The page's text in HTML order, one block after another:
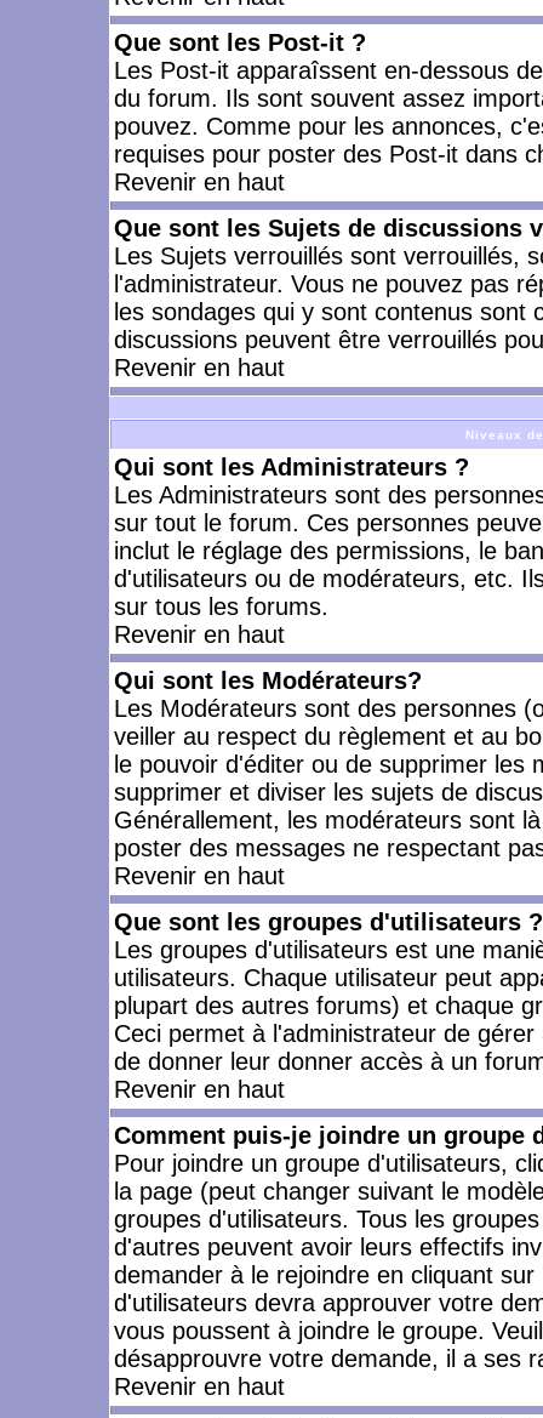
Que sont les Post-it ?
Les Post-it apparaîssent en-dessous
du forum. Ils sont souvent assez
pouvez. Comme pour les annonces,
requises pour poster des Post-it dans
Revenir en haut
Que sont les Sujets de discussions
Les Sujets verrouillés sont verrouillés,
l'administrateur. Vous ne pouvez pas
les sondages qui y sont contenus
discussions peuvent être verrouillés
Revenir en haut
Niveaux
Qui sont les Administrateurs ?
Les Administrateurs sont des
sur tout le forum. Ces personnes
inclut le réglage des permissions, le
d'utilisateurs ou de modérateurs, etc.
sur tous les forums.
Revenir en haut
Qui sont les Modérateurs?
Les Modérateurs sont des personnes
veiller au respect du règlement et au
le pouvoir d'éditer ou de supprimer les
supprimer et diviser les sujets de
Générallement, les modérateurs sont
poster des messages ne respectant
Revenir en haut
Que sont les groupes d'utilisateurs ?
Les groupes d'utilisateurs est une
utilisateurs. Chaque utilisateur peut
plupart des autres forums) et chaque
Ceci permet à l'administrateur de
de donner leur donner accès à un
Revenir en haut
Comment puis-je joindre un groupe
Pour joindre un groupe d'utilisateurs,
la page (peut changer suivant le
groupes d'utilisateurs. Tous les
d'autres peuvent avoir leurs effectifs
demander à le rejoindre en cliquant
d'utilisateurs devra approuver votre
vous poussent à joindre le groupe.
désapprouvre votre demande, il a ses
Revenir en haut